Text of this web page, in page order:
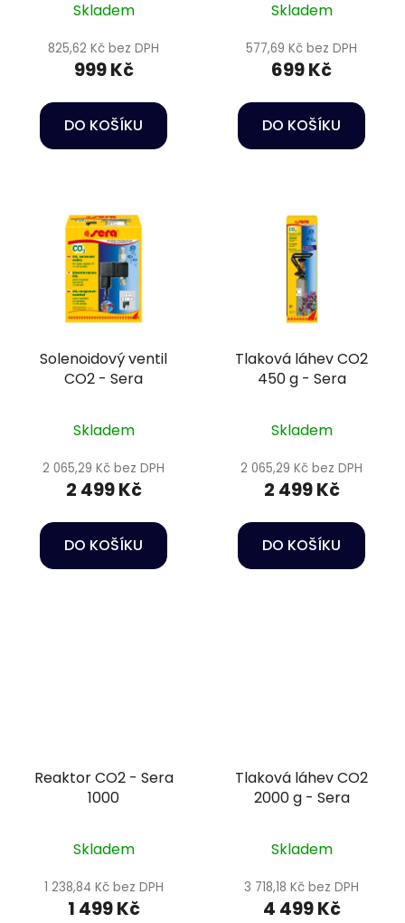
Skladem
825,62 Kč bez DPH
999 Kč
DO KOŠÍKU
Skladem
577,69 Kč bez DPH
699 Kč
DO KOŠÍKU
Solenoidový ventil
CO2 - Sera
Skladem
2 065,29 Kč bez DPH
2 499 Kč
DO KOŠÍKU
Tlaková láhev CO2
450 g - Sera
Skladem
2 065,29 Kč bez DPH
2 499 Kč
DO KOŠÍKU
Reaktor CO2 - Sera
1000
Skladem
1 238,84 Kč bez DPH
1 499 Kč
Tlaková láhev CO2
2000 g - Sera
Skladem
3 718,18 Kč bez DPH
4 499 Kč